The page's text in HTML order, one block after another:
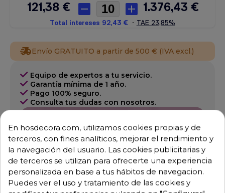
Envío GRATUITO a partir de 500 € (IVA excl.)
Equipo de expertos a tu servicio.
Garantía mínima de 1 año.
Pago 100% seguro.
Consulta tus dudas con nosotros.
info@hosdecora.com
Hablemos
En hosdecora.com, utilizamos cookies propias y de
terceros, con fines analíticos, mejorar el rendimiento y
la navegación del usuario. Las cookies publicitarias y
de terceros se utilizan para ofrecerte una experiencia
personalizada en base a tus hábitos de navegacion.
Puedes ver el uso y tratamiento de las cookies y